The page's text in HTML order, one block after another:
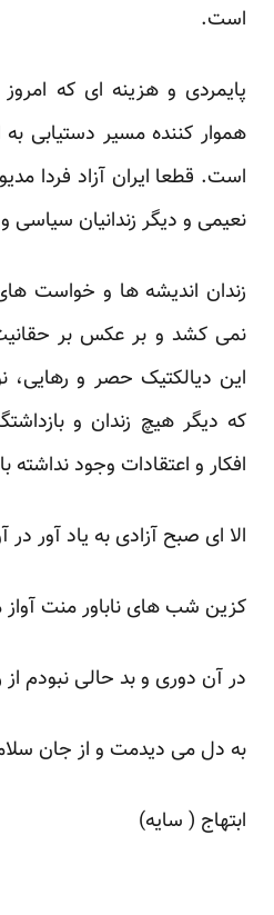
است.
پایمردی و هزینه ای که
هموار کننده مسیر دستیابی به
است. قطعا ایران آزاد فردا
نعیمی و دیگر زندانیان
زندان اندیشه ها و خواست
نمی کشد و بر عکس بر
این دیالکتیک حصر و
که دیگر هیچ زندان و
افکار و اعتقادات وجود نداشته
الا ای صبح آزادی به یاد آور
کزین شب های ناباور منت
در آن دوری و بد حالی نبودم
به دل می دیدمت و از جان
ابتهاج ( سایه)